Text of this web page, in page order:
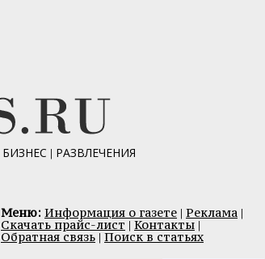
БИЗНЕС | РАЗВЛЕЧЕНИЯ
Меню: Информация о газете | Реклама |
Скачать прайс-лист | Контакты |
Обратная связь | Поиск в статьях